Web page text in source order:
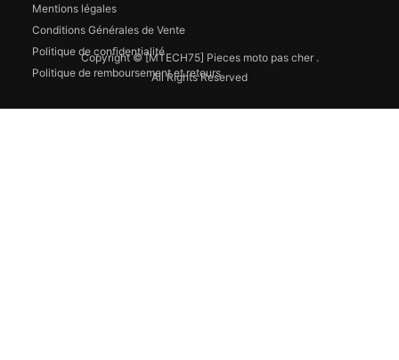
Copyright © [MTECH75] Pieces moto pas cher .
All Rights Reserved
Mentions légales
Conditions Générales de Vente
Politique de confidentialité
Politique de remboursement et retours